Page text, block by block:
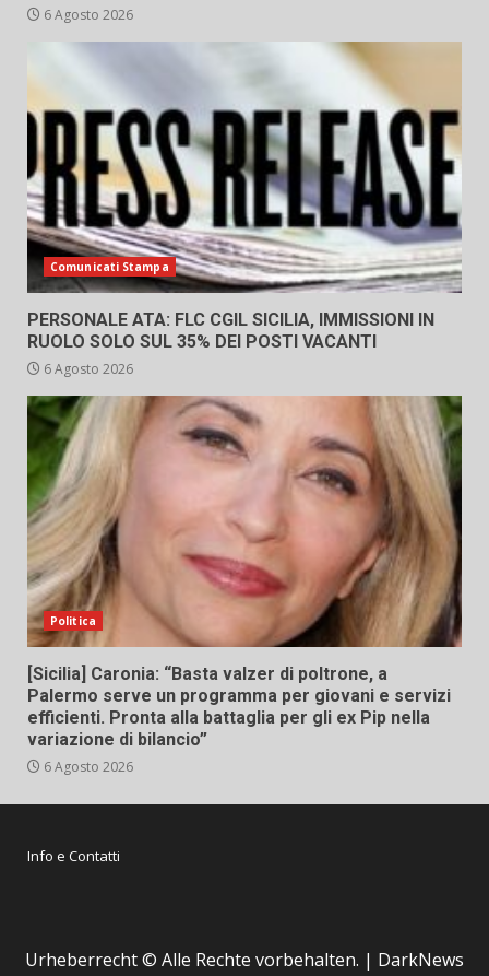
6 Agosto 2026
Comunicati Stampa
PERSONALE ATA: FLC CGIL SICILIA, IMMISSIONI IN
RUOLO SOLO SUL 35% DEI POSTI VACANTI
6 Agosto 2026
Politica
[Sicilia] Caronia: “Basta valzer di poltrone, a
Palermo serve un programma per giovani e servizi
efficienti. Pronta alla battaglia per gli ex Pip nella
variazione di bilancio”
6 Agosto 2026
Info e Contatti
Urheberrecht © Alle Rechte vorbehalten. | DarkNews